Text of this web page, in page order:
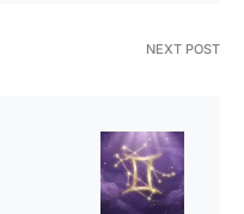
NEXT POST